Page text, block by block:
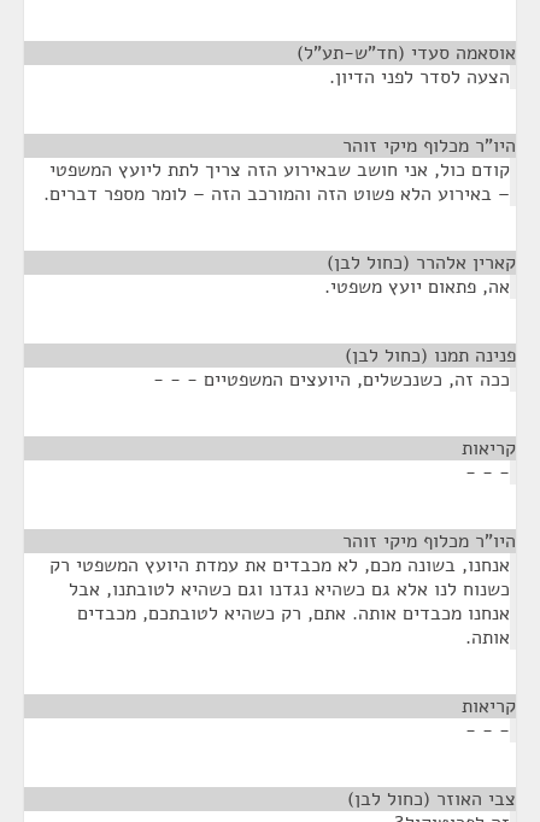
אוסאמה סעדי (חד"ש-תע"ל)
הצעה לסדר לפני הדיון.
היו"ר מכלוף מיקי זוהר
קודם כול, אני חושב שבאירוע הזה צריך לתת ליועץ המשפטי
– באירוע הלא פשוט הזה והמורכב הזה – לומר מספר דברים.
קארין אלהרר (כחול לבן)
אה, פתאום יועץ משפטי.
פנינה תמנו (כחול לבן)
ככה זה, כשנכשלים, היועצים המשפטיים - - -
קריאות
- - -
היו"ר מכלוף מיקי זוהר
אנחנו, בשונה מכם, לא מכבדים את עמדת היועץ המשפטי רק
כשנוח לנו אלא גם כשהיא נגדנו וגם כשהיא לטובתנו, אבל
אנחנו מכבדים אותה. אתם, רק כשהיא לטובתכם, מכבדים
אותה.
קריאות
- - -
צבי האוזר (כחול לבן)